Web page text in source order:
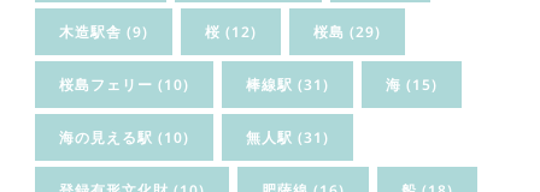
木造駅舎 (9) 桜 (12) 桜島 (29)
桜島フェリー (10) 棒線駅 (31) 海 (15)
海の見える駅 (10) 無人駅 (31)